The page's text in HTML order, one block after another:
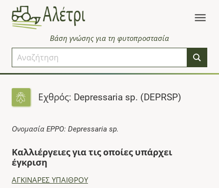
Βάση γνώσης για τη φυτοπροστασία
Εχθρός: Depressaria sp. (DEPRSP)
Ονομασία EPPO: Depressaria sp.
Καλλιέργειες για τις οποίες υπάρχει
έγκριση
ΑΓΚΙΝΑΡΕΣ ΥΠΑΙΘΡΟΥ